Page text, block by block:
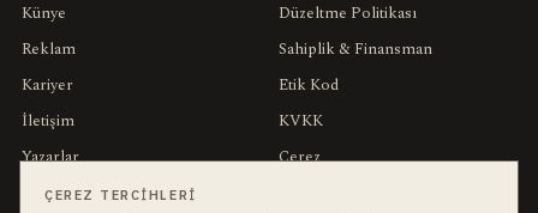
Künye
Reklam
Kariyer
İletişim
Yazarlar
Muhabirler
Düzeltme Politikası
Sahiplik & Finansman
Etik Kod
KVKK
Çerez
ÇEREZ TERCIHLERI